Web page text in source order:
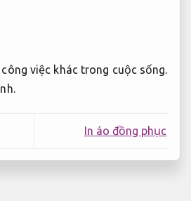
việc khác trong cuộc sống.
In áo đồng phục